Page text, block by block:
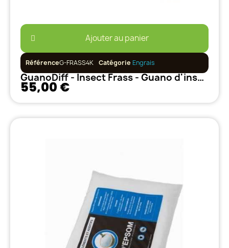
Ajouter au panier
RéférenceG-FRASS4K Catégorie Engrais
GuanoDiff - Insect Frass - Guano d'insectes - 4kg
55,00 €